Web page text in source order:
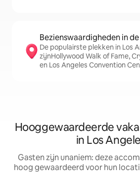
Bezienswaardigheden in
De populairste plekken in Los
zijnHollywood Walk of Fame,
en Los Angeles Convention
Hooggewaardeerde
in Los
Gasten zijn unaniem: deze
hoog gewaardeerd voor hun